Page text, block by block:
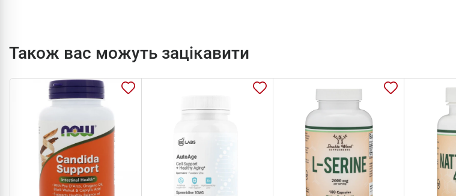
Також вас можуть зацікавити